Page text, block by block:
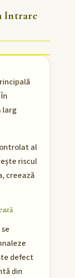
Intrare
larg
al
riscul
creează
defect
din